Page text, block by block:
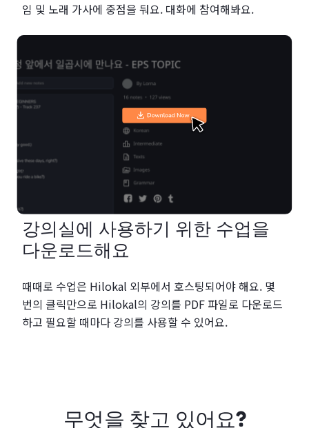
임 및 노래 가사에 중점을 둬요. 대화에 참여해봐요.
강의실에 사용하기 위한 수업을
다운로드해요
때때로 수업은 Hilokal 외부에서 호스팅되어야 해요. 몇
번의 클릭만으로 Hilokal의 강의를 PDF 파일로 다운로드
하고 필요할 때마다 강의를 사용할 수 있어요.
무엇을 찾고 있어요?